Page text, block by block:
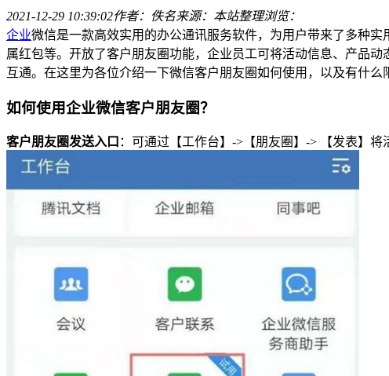
2021-12-29 10:39:02作者：佚名来源：本站整理浏览：
企业微信是一款高效实用的办公通讯服务软件，为用户带来了多种
属红包等。开放了客户朋友圈功能，企业员工可将活动信息、产品
互通。在这里为各位介绍一下微信客户朋友圈如何使用，以及有什么
如何使用企业微信客户朋友圈？
客户朋友圈发送入口 ：可通过【工作台】->【朋友圈】-> 【发表】